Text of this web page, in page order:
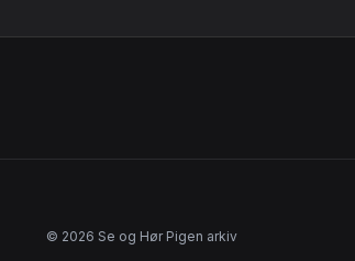
© 2026 Se og Hør Pigen arkiv